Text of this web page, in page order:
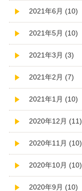
2021年6月 (10)
2021年5月 (10)
2021年3月 (3)
2021年2月 (7)
2021年1月 (10)
2020年12月 (11)
2020年11月 (10)
2020年10月 (10)
2020年9月 (10)